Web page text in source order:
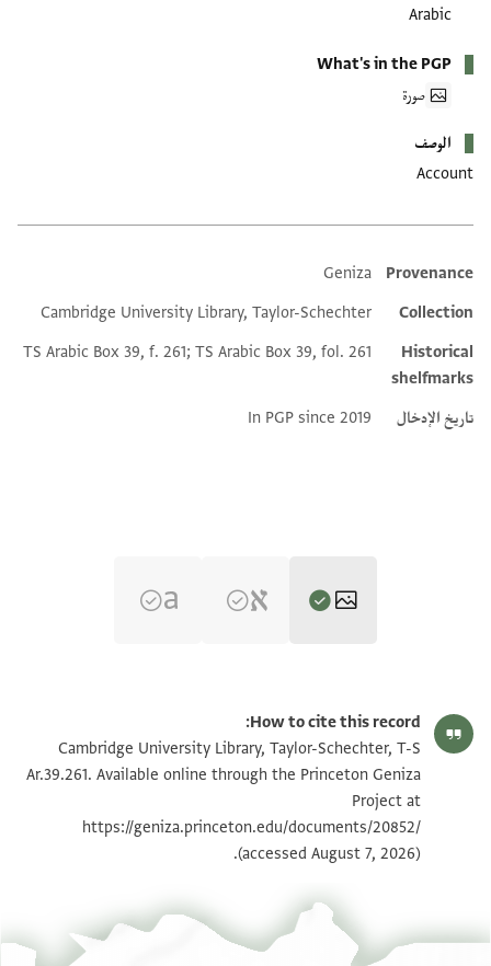
Arabic
What's in the PGP
صورة
الوصف
Account
Additional metadata
Provenance
Geniza
Collection
Cambridge University Library, Taylor-Schechter
Historical
shelfmarks
TS Arabic Box 39, f. 261; TS Arabic Box 39, fol. 261
تاريخ الإدخال In PGP since 2019
T-S Ar.39.261 1v تكبير و تدوير
بيان أذونات الصورة
How to cite this record:
Cambridge University Library, Taylor-Schechter, T-S
Ar.39.261. Available online through the Princeton Geniza
Project at
https://geniza.princeton.edu/documents/20852/
(accessed August 7, 2026).